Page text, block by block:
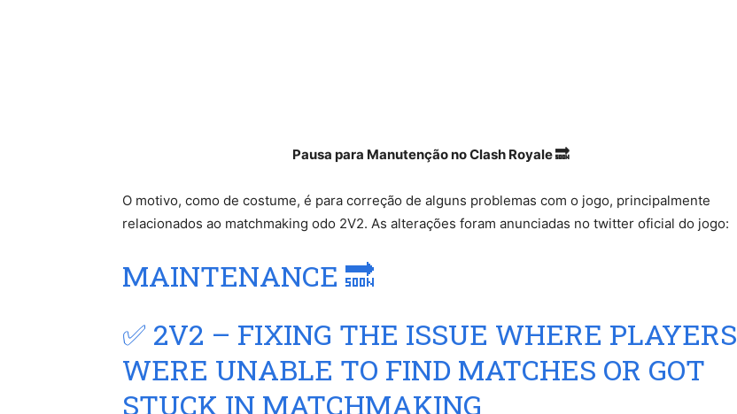
Pausa para Manutenção no Clash Royale 🔜
O motivo, como de costume, é para correção de alguns problemas com o jogo, principalmente
relacionados ao matchmaking odo 2V2. As alterações foram anunciadas no twitter oficial do jogo:
MAINTENANCE 🔜
✅ 2V2 – FIXING THE ISSUE WHERE PLAYERS
WERE UNABLE TO FIND MATCHES OR GOT
STUCK IN MATCHMAKING